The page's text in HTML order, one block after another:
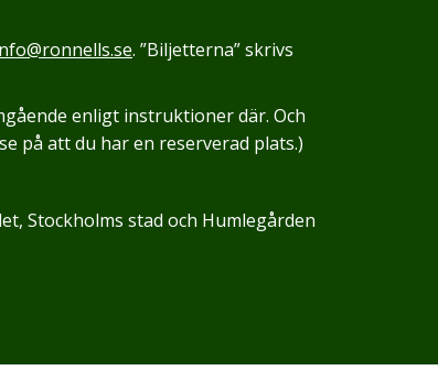
. ”Biljetterna” skrivs
enligt instruktioner där. Och
på att du har en reserverad plats.)
Stockholms stad och Humlegården